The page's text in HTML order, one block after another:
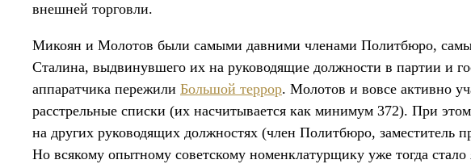
внешней торговли.
Микоян и Молотов были самыми давними членами Политбюро,
Сталина, выдвинувшего их на руководящие должности в партии и
аппаратчика пережили Большой террор. Молотов и вовсе активно
расстрельные списки (их насчитывается как минимум 372). При
на других руководящих должностях (член Политбюро, заместитель
Но всякому опытному советскому номенклатурщику уже тогда